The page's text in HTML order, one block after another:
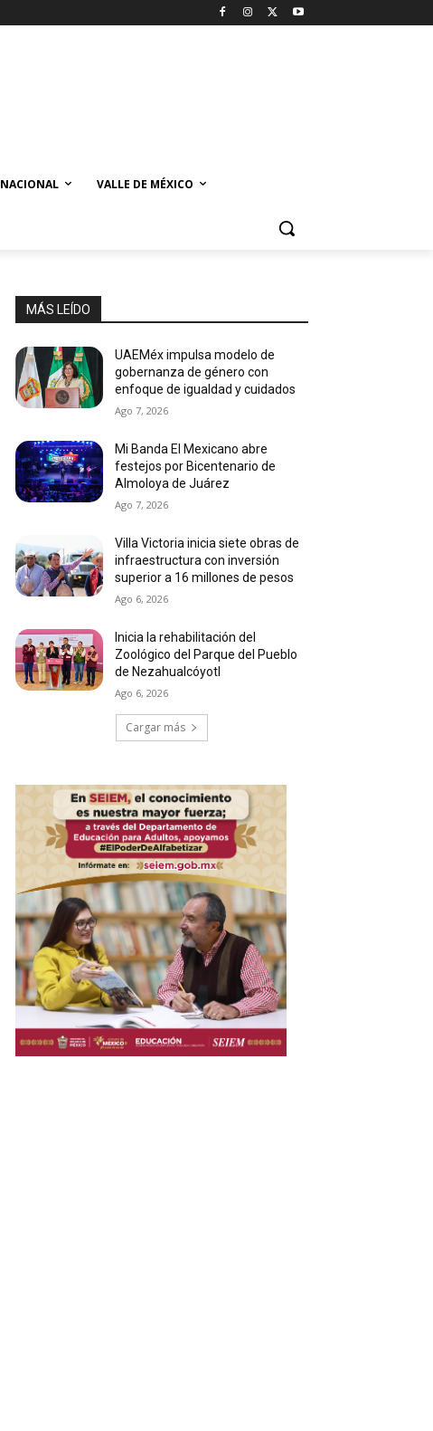
NACIONAL VALLE DE MÉXICO
MÁS LEÍDO
UAEMéx impulsa modelo de
gobernanza de género con
enfoque de igualdad y cuidados
Ago 7, 2026
Mi Banda El Mexicano abre
festejos por Bicentenario de
Almoloya de Juárez
Ago 7, 2026
Villa Victoria inicia siete obras de
infraestructura con inversión
superior a 16 millones de pesos
Ago 6, 2026
Inicia la rehabilitación del
Zoológico del Parque del Pueblo
de Nezahualcóyotl
Ago 6, 2026
Cargar más